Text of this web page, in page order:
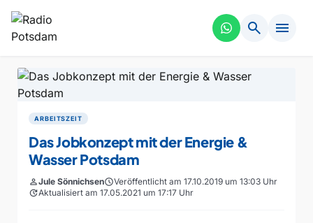
search menu
ARBEITSZEIT
Das Jobkonzept mit der Energie &
Wasser Potsdam
personJule SönnichsenscheduleVeröffentlicht am 17.10.2019 um 13:03 Uhr
updateAktualisiert am 17.05.2021 um 17:17 Uhr